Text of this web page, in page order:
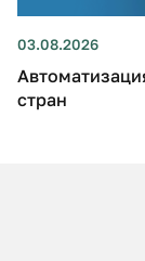
03.08.2026
стран